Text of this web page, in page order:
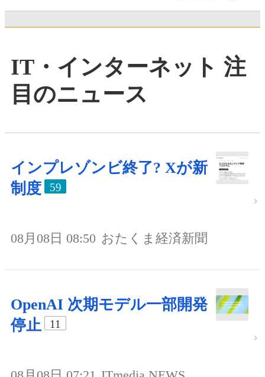
IT・インターネット 注
目のニュース
インプレゾンビ終了? Xが新
制度
59
08月08日 08:50 おたくま経済新聞
OpenAI 次期モデル一部開発
停止
11